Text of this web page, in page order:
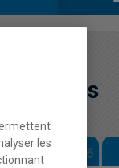
français
Automne 2026
les